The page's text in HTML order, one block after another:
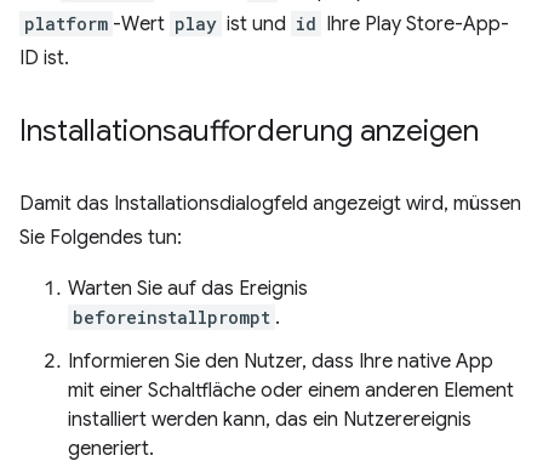
platform -Wert play ist und id Ihre Play Store-App-
ID ist.
Installationsaufforderung anzeigen
Damit das Installationsdialogfeld angezeigt wird, müssen
Sie Folgendes tun:
Warten Sie auf das Ereignis
beforeinstallprompt .
Informieren Sie den Nutzer, dass Ihre native App
mit einer Schaltfläche oder einem anderen Element
installiert werden kann, das ein Nutzerereignis
generiert.